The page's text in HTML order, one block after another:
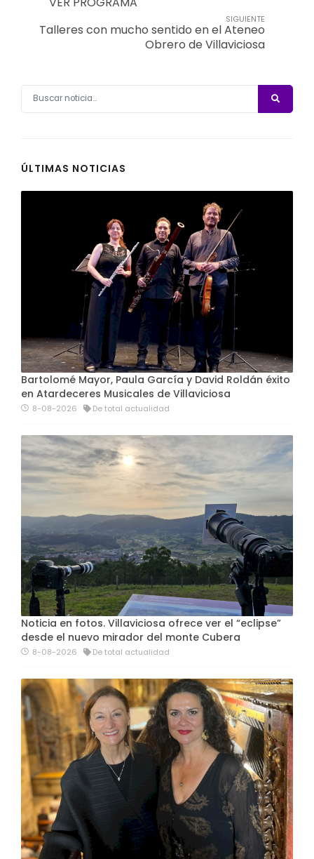
SIGUIENTE
Talleres con mucho sentido en el Ateneo
Obrero de Villaviciosa
ÚLTIMAS NOTICIAS
Bartolomé Mayor, Paula García y David Roldán éxito
en Atardeceres Musicales de Villaviciosa
8-08-2026 De total actualidad
Noticia en fotos. Villaviciosa ofrece ver el “eclipse”
desde el nuevo mirador del monte Cubera
8-08-2026 De total actualidad